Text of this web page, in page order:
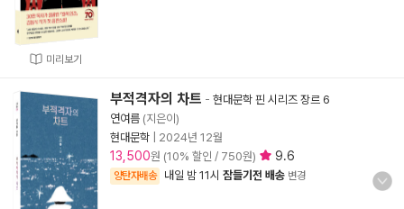
미리보기
부적격자의 차트 - 현대문학 핀 시리즈 장르 6
연여름 (지은이)
현대문학
2024년 12월
13,500원 (10% 할인 / 750원) 9.6
양탄자배송 내일 밤 11시 잠들기전 배송 변경